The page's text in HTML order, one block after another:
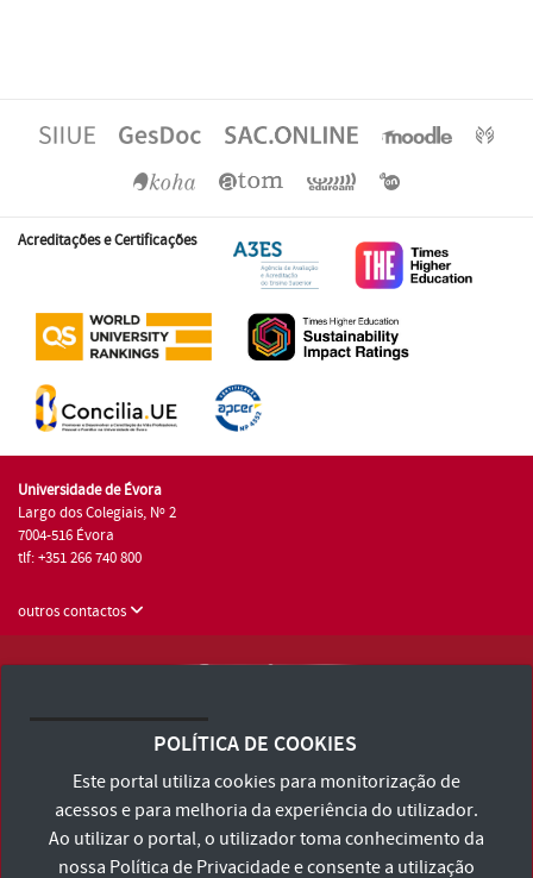
Acreditações e Certificações
Universidade de Évora
Largo dos Colegiais, Nº 2
7004-516 Évora
tlf: +351 266 740 800
outros contactos
Consulte os Termos e Condições e Política de Privacidade
Declaração de Acessibilidade
POLÍTICA DE COOKIES
Este portal utiliza cookies para monitorização de
acessos e para melhoria da experiência do utilizador.
Ao utilizar o portal, o utilizador toma conhecimento da
nossa Política de Privacidadee consente a utilização